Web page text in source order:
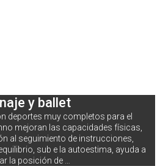
y ballet
deportes muy completos para el
mejoran las capacidades físicas,
al seguimiento de instrucciones,
sub e la autoestima, ayuda a
la posición de …